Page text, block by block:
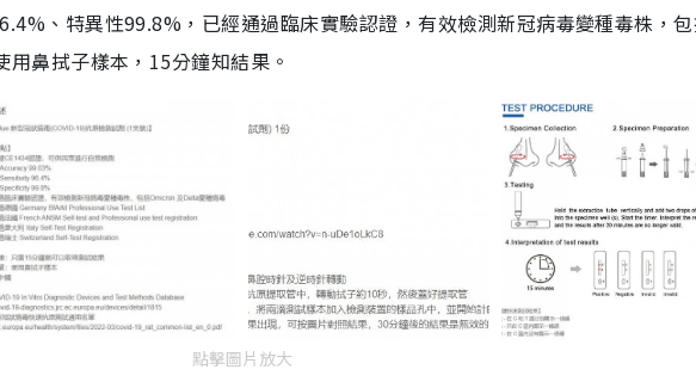
、特異性99.8%，已經通過臨床實驗認證，有效檢測新冠病毒變種毒株，
鼻拭子樣本，15分鐘知結果。
點擊圖片放大